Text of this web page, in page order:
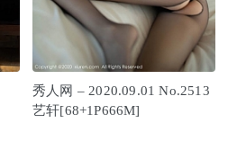
秀人网 – 2020.09.01 No.2513
艺轩[68+1P666M]